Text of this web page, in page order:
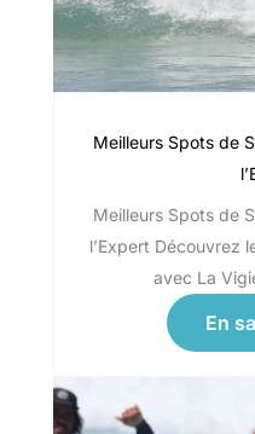
Meilleurs Spots de
Meilleurs Spots de
l’Expert Découvrez
avec La
En